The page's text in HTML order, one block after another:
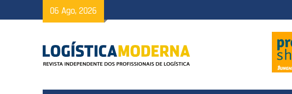
to
06 Ago, 2026